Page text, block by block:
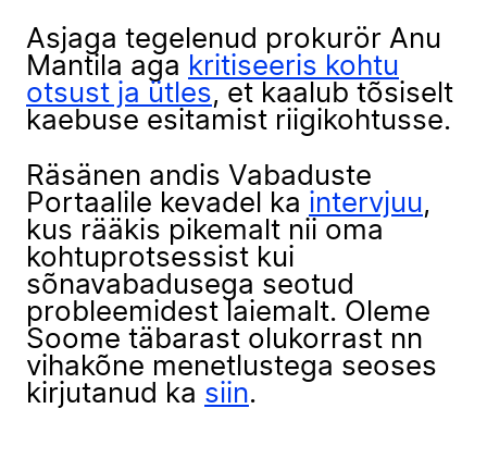
Asjaga tegelenud prokurör Anu
Mantila aga kritiseeris kohtu
otsust ja ütles, et kaalub tõsiselt
kaebuse esitamist riigikohtusse.
Räsänen andis Vabaduste
Portaalile kevadel ka intervjuu,
kus rääkis pikemalt nii oma
kohtuprotsessist kui
sõnavabadusega seotud
probleemidest laiemalt. Oleme
Soome täbarast olukorrast nn
vihakõne menetlustega seoses
kirjutanud ka siin.